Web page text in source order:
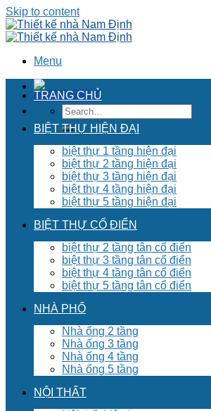
Skip to content
Menu
TRANG CHỦ
BIỆT THỰ HIỆN ĐẠI
biệt thự 1 tầng hiện đại
biệt thự 2 tầng hiện đại
biệt thự 3 tầng hiện đại
biệt thự 4 tầng hiện đại
biệt thự 5 tầng hiện đại
BIỆT THỰ CỔ ĐIỂN
biệt thự 2 tầng tân cổ điển
biệt thự 3 tầng tân cổ điển
biệt thự 4 tầng tân cổ điển
biệt thự 5 tầng tân cổ điển
NHÀ PHỐ
Nhà ống 2 tầng
Nhà ống 3 tầng
Nhà ống 4 tầng
Nhà ống 5 tầng
NỘI THẤT